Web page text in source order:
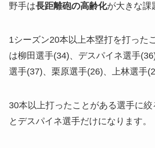
野手は長距離砲の高齢化が大きな課
1シーズン20本以上本塁打を打った
は柳田選手(34)、デスパイネ選手
選手(37)、栗原選手(26)、上林選手
30本以上打ったことがある選手に
とデスパイネ選手だけになります。